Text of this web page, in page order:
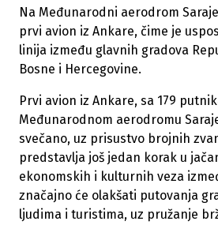
Na Međunarodni aerodrom
prvi avion iz Ankare, čime je
linija između glavnih gradova
Bosne i Hercegovine.
Prvi avion iz Ankare, sa 179
Međunarodnom aerodromu
svečano, uz prisustvo brojnih
predstavlja još jedan korak u
ekonomskih i kulturnih veza
značajno će olakšati putovanja
ljudima i turistima, uz pružanje